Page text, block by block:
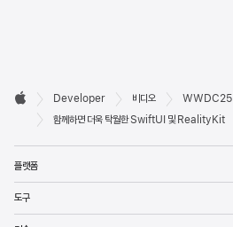
Developer
바닥글

Apple
Developer 비디오
WWDC25
함께하면 더욱 탁월한 SwiftUI 및 RealityKit
플랫폼
도구